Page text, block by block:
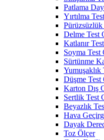
Patlama
Yırtılma
Pürüzsüzlük
Delme Test
Katlanır
Soyma Test
Sürtünme
Yumuşaklık
Düşme Test
Karton Dış
Sertlik Test
Beyazlık
Hava
Dayak
Toz Ölçer